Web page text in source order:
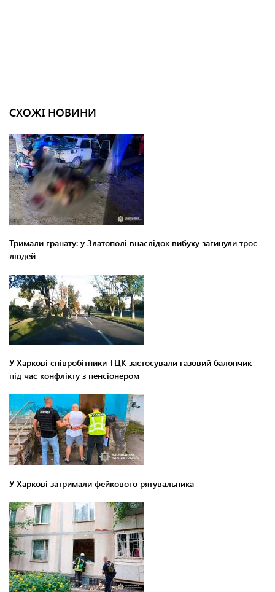
СХОЖІ НОВИНИ
Тримали гранату: у Златополі внаслідок вибуху загинули троє
людей
У Харкові співробітники ТЦК застосували газовий балончик
під час конфлікту з пенсіонером
У Харкові затримали фейкового рятувальника